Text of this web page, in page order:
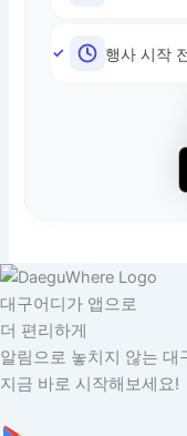
행사 시작
대구어디가 앱으로
더 편리하게
알림으로 놓치지 않는 대
지금 바로 시작해보세요!